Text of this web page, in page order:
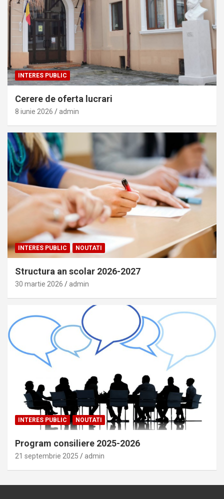
INTERES PUBLIC
Cerere de oferta lucrari
8 iunie 2026 admin
INTERES PUBLIC NOUTATI
Structura an scolar 2026-2027
30 martie 2026 admin
INTERES PUBLIC NOUTATI
Program consiliere 2025-2026
21 septembrie 2025 admin